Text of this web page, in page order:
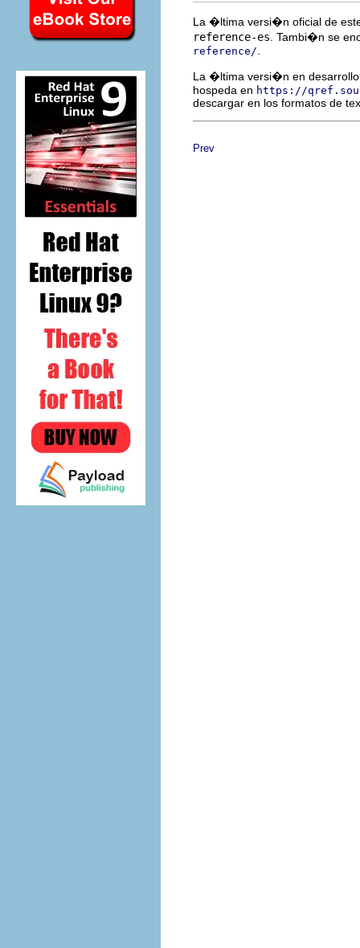
La �ltima versi�n oficial de
reference-es . Tambi�n se
reference/
La �ltima versi�n en
hospeda en https://
descargar en los formatos de
Prev